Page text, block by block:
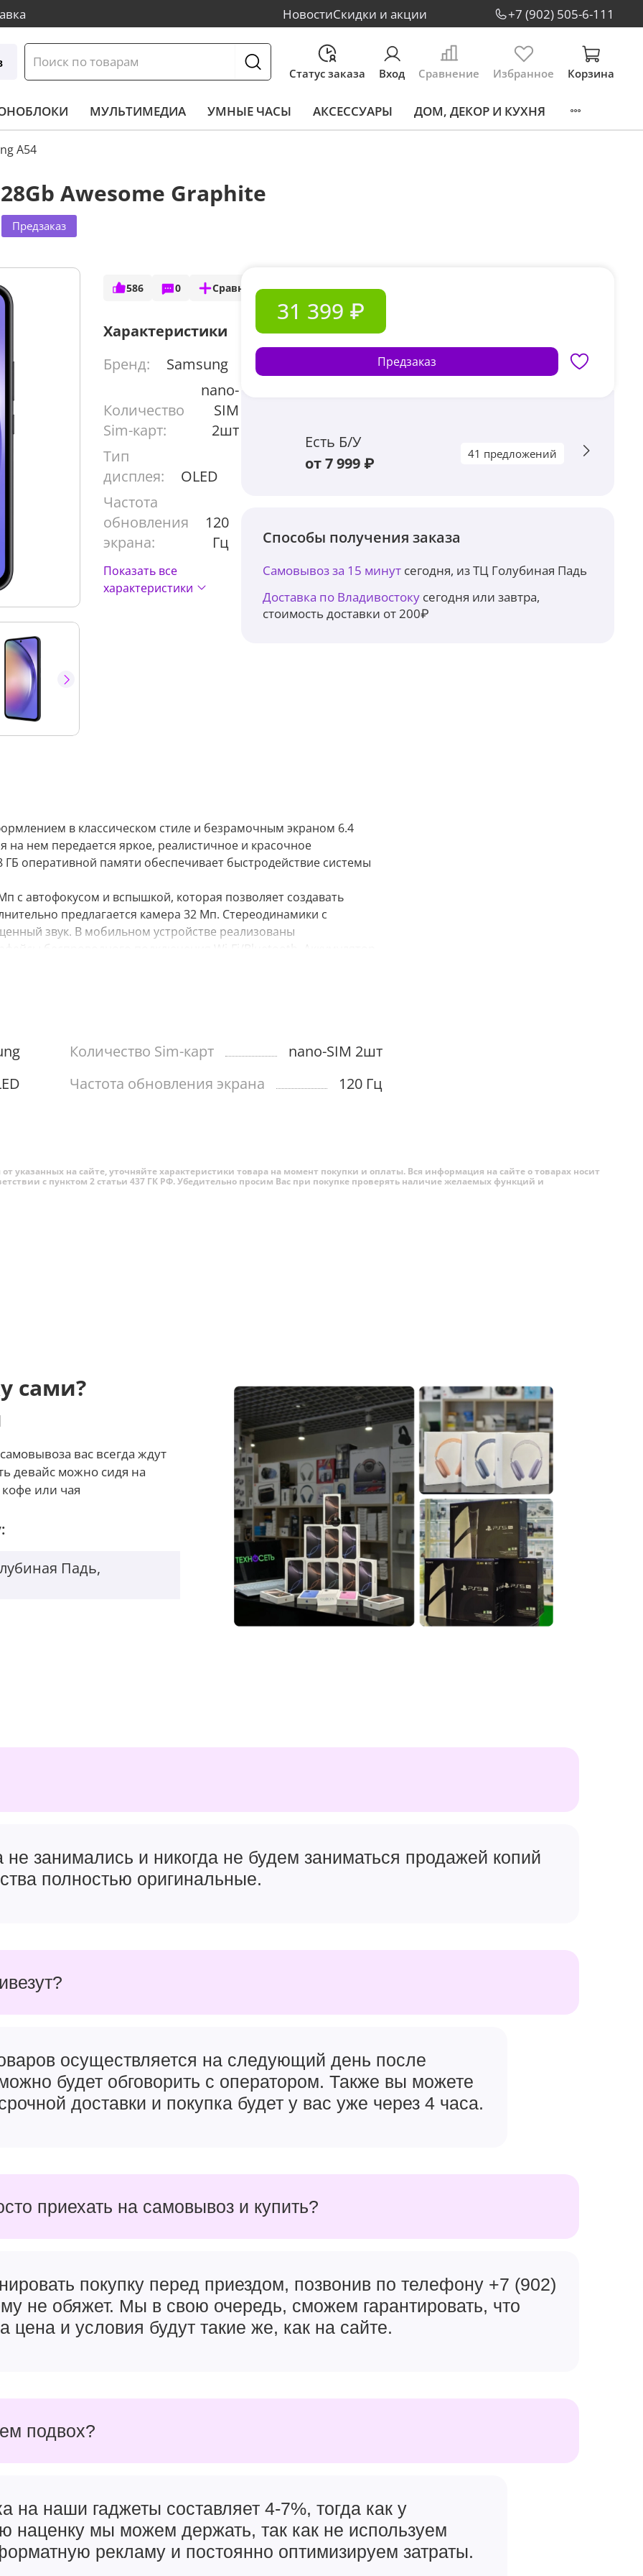
НовостиСкидки и акции +7 (902) 505-6-111
Статус заказа Вход Сравнение Избранное Корзина
МУЛЬТИМЕДИА УМНЫЕ ЧАСЫ АКСЕССУАРЫ ДОМ, ДЕКОР И КУХНЯ
A54
Предзаказ
Awesome Graphite
586 0 Сравнить
Характеристики
Бренд:
Samsung
Количество
Sim-карт:
nano-
SIM
2шт
Тип
дисплея:
OLED
Частота
обновления
экрана:
120
Гц
Показать все
характеристики
31 399 ₽
Предзаказ
Есть Б/У
от 7 999 ₽
41 предложений
Способы получения заказа
Самовывоз за 15 минут сегодня, из ТЦ Голубиная Падь
Доставка по Владивостоку сегодня или завтра,
стоимость доставки от 200₽
в классическом стиле и безрамочным экраном 6.4
на нем передается яркое, реалистичное и красочное
оперативной памяти обеспечивает быстродействие системы
с автофокусом и вспышкой, которая позволяет создавать
предлагается камера 32 Мп. Стереодинамики с
звук. В мобильном устройстве реализованы
беспроводного подключения Wi-Fi/Bluetooth. Аккумулятор
Galaxy A54 без подзарядки.
Количество Sim-карт
nano-SIM 2шт
Частота обновления экрана 120 Гц
указанных на сайте, уточняйте характеристики товара на момент покупки и оплаты. Вся информация на сайте о товарах носит
с пунктом 2 статьи 437 ГК РФ. Убедительно просим Вас при покупке проверять наличие желаемых функций и
сами?
вас всегда ждут
девайс можно сидя на
или чая
Падь,
занимались и никогда не будем заниматься продажей копий
полностью оригинальные.
осуществляется на следующий день после
будет обговорить с оператором. Также вы можете
доставки и покупка будет у вас уже через 4 часа.
приехать на самовывоз и купить?
покупку перед приездом, позвонив по телефону +7 (902)
не обяжет. Мы в свою очередь, сможем гарантировать, что
цена и условия будут такие же, как на сайте.
подвох?
на наши гаджеты составляет 4-7%, тогда как у
наценку мы можем держать, так как не используем
рекламу и постоянно оптимизируем затраты.